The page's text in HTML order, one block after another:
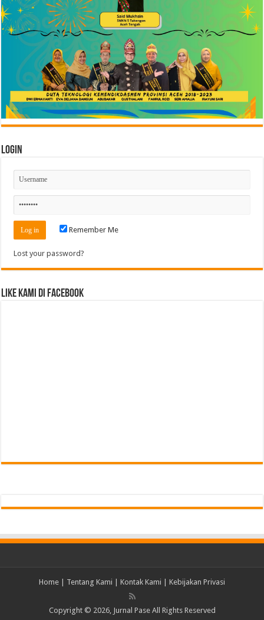
Login
Remember Me
Lost your password?
Like Kami di Facebook
Home | Tentang Kami | Kontak Kami | Kebijakan Privasi
Copyright © 2026, Jurnal Pase All Rights Reserved